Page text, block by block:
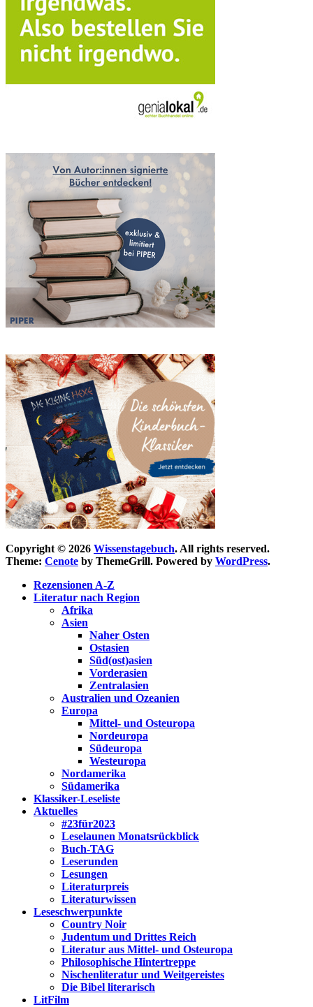
Copyright © 2026 Wissenstagebuch. All rights reserved.
Theme: Cenote by ThemeGrill. Powered by WordPress.
Rezensionen A-Z
Literatur nach Region
Afrika
Asien
Naher Osten
Ostasien
Süd(ost)asien
Vorderasien
Zentralasien
Australien und Ozeanien
Europa
Mittel- und Osteuropa
Nordeuropa
Südeuropa
Westeuropa
Nordamerika
Südamerika
Klassiker-Leseliste
Aktuelles
#23für2023
Leselaunen Monatsrückblick
Buch-TAG
Leserunden
Lesungen
Literaturpreis
Literaturwissen
Leseschwerpunkte
Country Noir
Judentum und Drittes Reich
Literatur aus Mittel- und Osteuropa
Philosophische Hintertreppe
Nischenliteratur und Weitgereistes
Die Bibel literarisch
LitFilm